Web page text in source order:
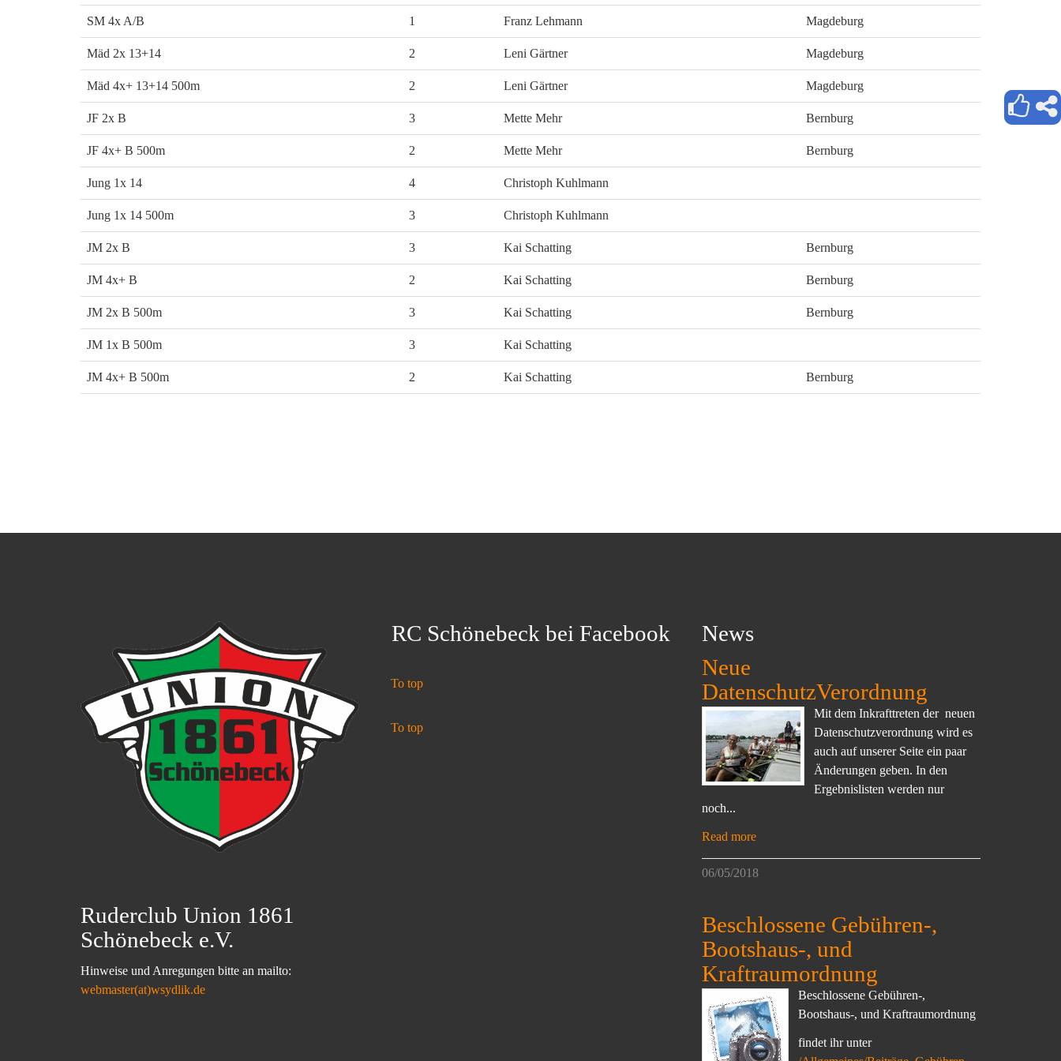
SM 4x A/B 1 Franz Lehmann Magdeburg
Mäd 2x 13+14 2 Leni Gärtner Magdeburg
Mäd 4x+ 13+14 500m 2 Leni Gärtner Magdeburg
JF 2x B 3 Mette Mehr Bernburg
JF 4x+ B 500m 2 Mette Mehr Bernburg
Jung 1x 14 4 Christoph Kuhlmann
Jung 1x 14 500m 3 Christoph Kuhlmann
JM 2x B 3 Kai Schatting Bernburg
JM 4x+ B 2 Kai Schatting Bernburg
JM 2x B 500m 3 Kai Schatting Bernburg
JM 1x B 500m 3 Kai Schatting
JM 4x+ B 500m 2 Kai Schatting Bernburg
Ruderclub Union 1861
Schönebeck e.V.
Hinweise und Anregungen bitte an mailto:
webmaster(at)wsydlik.de
RC Schönebeck bei Facebook
To top
To top
News
Neue
DatenschutzVerordnung
Mit dem Inkrafttreten der neuen
Datenschutzverordnung wird es
auch auf unserer Seite ein paar
Änderungen geben. In den
Ergebnislisten werden nur
noch...
Read more
06/05/2018
Beschlossene Gebühren-,
Bootshaus-, und
Kraftraumordnung
Beschlossene Gebühren-,
Bootshaus-, und Kraftraumordnung
findet ihr unter